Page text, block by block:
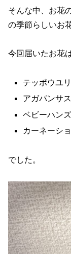
そんな中、お花
の季節らしいお
今回届いたお花は
テッポウユリ
アガパンサス
ベビーハンズ
カーネーシ
でした。